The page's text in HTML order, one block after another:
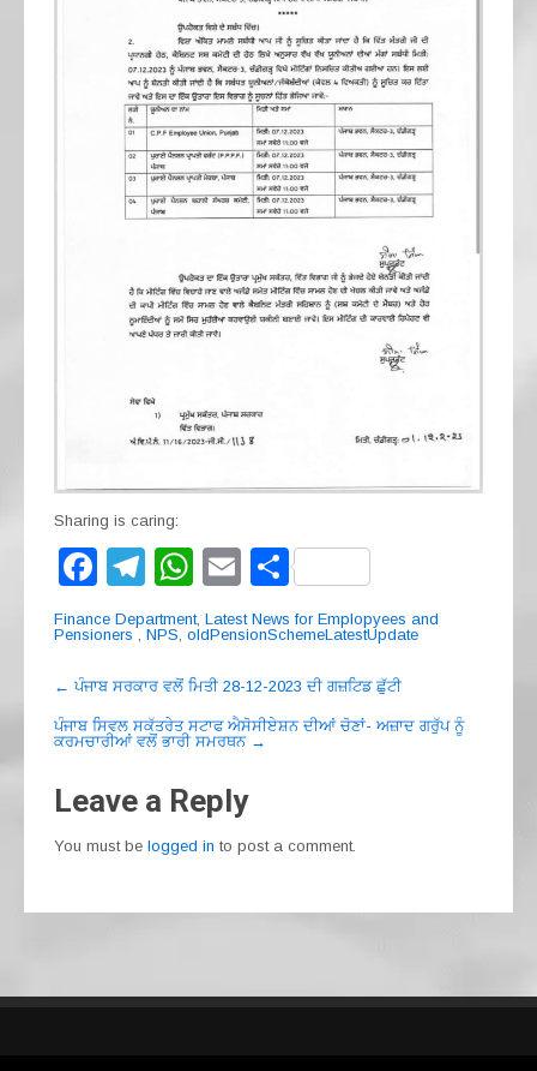
Sharing is caring:
F
a
c
e
b
o
o
k
T
el
e
gr
a
m
W
h
at
s
A
p
p
E
m
ail
S
h
ar
e
Finance Department, Latest News for Emplopyees and
Pensioners , NPS, oldPensionSchemeLatestUpdate
Post
navigation
← ਪੰਜਾਬ ਸਰਕਾਰ ਵਲੋਂ ਮਿਤੀ 28-12-2023 ਦੀ ਗਜ਼ਟਿਡ ਛੁੱਟੀ
ਪੰਜਾਬ ਸਿਵਲ ਸਕੱਤਰੇਤ ਸਟਾਫ ਐਸੋਸੀਏਸ਼ਨ ਦੀਆਂ ਚੋਣਾਂ- ਅਜ਼ਾਦ ਗਰੁੱਪ ਨੂੰ
ਕਰਮਚਾਰੀਆਂ ਵਲੋਂ ਭਾਰੀ ਸਮਰਥਨ →
Leave a Reply
You must be logged in to post a comment.